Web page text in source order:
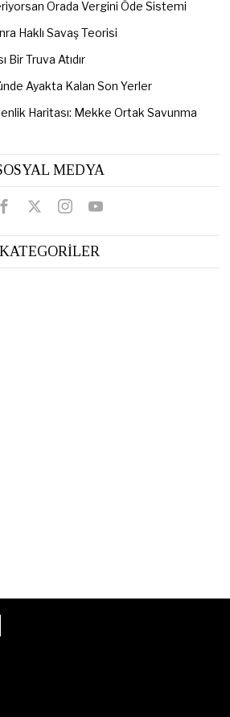
Orada Vergini Öde Sistemi
Haklı Savaş Teorisi
Bir Truva Atıdır
Ayakta Kalan Son Yerler
Haritası: Mekke Ortak Savunma
MEDYA
KATEGORİLER